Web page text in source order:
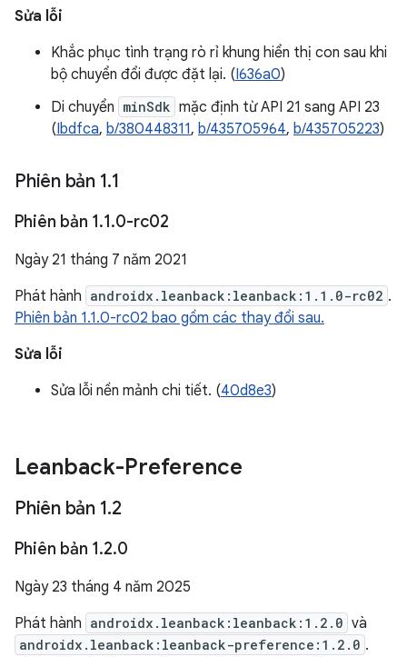
Sửa lỗi
Khắc phục tình trạng rò rỉ khung hiển thị con sau khi
bộ chuyển đổi được đặt lại. (I636a0)
Di chuyển minSdk mặc định từ API 21 sang API 23
(Ibdfca, b/380448311, b/435705964, b/435705223)
Phiên bản 1.1
Phiên bản 1.1.0-rc02
Ngày 21 tháng 7 năm 2021
Phát hành androidx.leanback:leanback:1.1.0-rc02 .
Phiên bản 1.1.0-rc02 bao gồm các thay đổi sau.
Sửa lỗi
Sửa lỗi nền mảnh chi tiết. (40d8e3)
Leanback-Preference
Phiên bản 1.2
Phiên bản 1.2.0
Ngày 23 tháng 4 năm 2025
Phát hành androidx.leanback:leanback:1.2.0 và
androidx.leanback:leanback-preference:1.2.0 .